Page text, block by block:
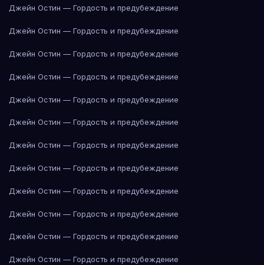
Джейн Остин — Гордость и предубеждение
Джейн Остин — Гордость и предубеждение
Джейн Остин — Гордость и предубеждение
Джейн Остин — Гордость и предубеждение
Джейн Остин — Гордость и предубеждение
Джейн Остин — Гордость и предубеждение
Джейн Остин — Гордость и предубеждение
Джейн Остин — Гордость и предубеждение
Джейн Остин — Гордость и предубеждение
Джейн Остин — Гордость и предубеждение
Джейн Остин — Гордость и предубеждение
Джейн Остин — Гордость и предубеждение